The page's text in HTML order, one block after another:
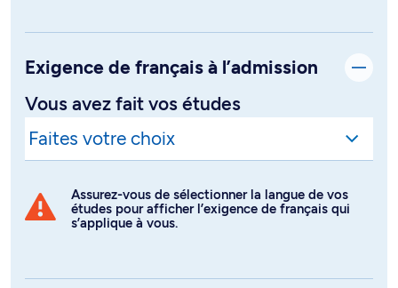
Exigence de français à l’admission
Vous avez fait vos études
Assurez-vous de sélectionner la langue de vos
études pour afficher l’exigence de français qui
s’applique à vous.